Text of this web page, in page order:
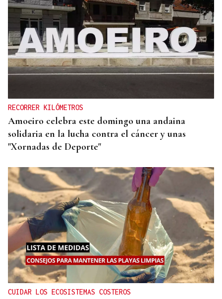
RECORRER KILÓMETROS
Amoeiro celebra este domingo una andaina
solidaria en la lucha contra el cáncer y unas
"Xornadas de Deporte"
CUIDAR LOS ECOSISTEMAS COSTEROS